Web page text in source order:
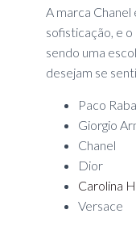
A marca Chanel
sofisticação, e o
sendo uma
desejam se
Paco
Giorgio
Chanel
Dior
Carolina
Versace